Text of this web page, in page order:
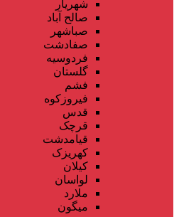
شهریار
صالح آباد
صباشهر
صفادشت
فردوسیه
گلستان
فشم
فیروزکوه
قدس
قرچک
قیامدشت
کهریزک
کیلان
لواسان
ملارد
میگون